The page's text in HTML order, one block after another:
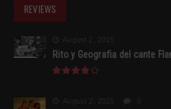
REVIEWS
Rito y Geografia del cante